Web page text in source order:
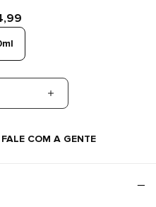
FALE COM A GENTE